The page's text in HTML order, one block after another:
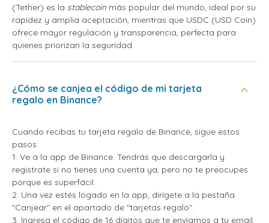
(Tether) es la stablecoinmás popular del mundo, ideal por su
rapidez y amplia aceptación, mientras que USDC (USD Coin)
ofrece mayor regulación y transparencia, perfecta para
quienes priorizan la seguridad.
¿Cómo se canjea el código de mi tarjeta
regalo en Binance?
Cuando recibas tu tarjeta regalo de Binance, sigue estos
pasos:
1. Ve a la app de Binance. Tendrás que descargarla y
registrate si no tienes una cuenta ya, pero no te preocupes
porque es superfácil.
2. Una vez estés logado en la app, dirígete a la pestaña
"Canjear" en el apartado de "tarjetas regalo".
3. Ingresa el código de 16 dígitos que te enviamos a tu email.